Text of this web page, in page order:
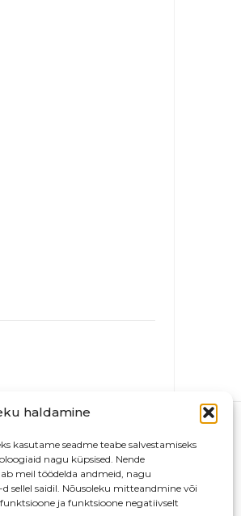
haldamine
kasutame seadme teabe salvestamiseks
nagu küpsised. Nende
meil töödelda andmeid, nagu
saidil. Nõusoleku mitteandmine või
ja funktsioone negatiivselt